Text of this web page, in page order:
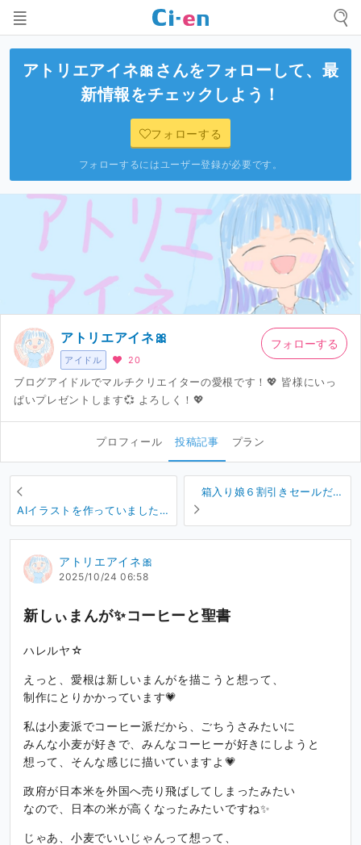
アトリエアイネ🎀 さんをフォローして、最
新情報をチェックしよう！
フォローする
フォローするにはユーザー登録が必要です。
アイドル
アトリエアイネ🎀
20
ブログアイドルでマルチクリエイターの愛根です！💖 皆様にいっ
ぱいプレゼントします💞 よろしく！💖
フォローする
プロフィール 投稿記事 プラン
AIイラストを作っていました
よ💗
箱入り娘６割引きセールだけ
アトリエアイネ🎀
2025/10/24 06:58
新しぃまんが✨コーヒーと聖書
ハレルヤ☆
えっと、愛根は新しいまんがを描こうと想って、
制作にとりかかっています💗
私は小麦派でコーヒー派だから、ごちうさみたいに
みんな小麦が好きで、みんなコーヒーが好きにしようと
想って、そんな感じに描いていますよ💗
政府が日本米を外国へ売り飛ばしてしまったみたい
なので、日本の米が高くなったみたいですね✨
じゃあ、小麦でいいじゃんって想って、